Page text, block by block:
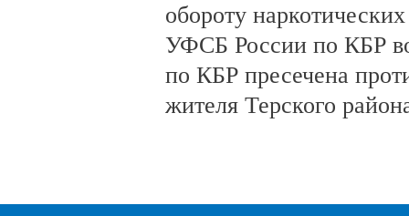
обороту
УФСБ России по КБР
по КБР пресечена
жителя Терского